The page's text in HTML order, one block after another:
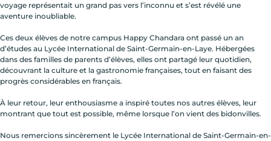
voyage représentait un grand pas vers l’inconnu et s’est révélé une
aventure inoubliable.
Ces deux élèves de notre campus Happy Chandara ont passé un an
d’études au Lycée International de Saint-Germain-en-Laye. Hébergées
dans des familles de parents d’élèves, elles ont partagé leur quotidien,
découvrant la culture et la gastronomie françaises, tout en faisant des
progrès considérables en français.
À leur retour, leur enthousiasme a inspiré toutes nos autres élèves, leur
montrant que tout est possible, même lorsque l’on vient des bidonvilles.
Nous remercions sincèrement le Lycée International de Saint-Germain-en-